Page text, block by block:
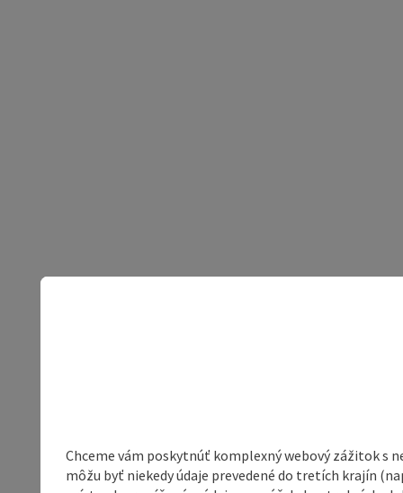
Chceme vám poskytnúť komplexný webový zážitok s
môžu byť niekedy údaje prevedené do tretích krajín